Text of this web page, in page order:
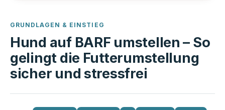
GRUNDLAGEN & EINSTIEG
Hund auf BARF umstellen – So
gelingt die Futterumstellung
sicher und stressfrei